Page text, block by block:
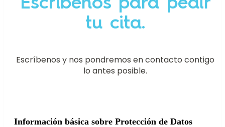
tu cita.
Escríbenos y nos pondremos en contacto contigo
lo antes posible.
Información básica sobre Protección de Datos